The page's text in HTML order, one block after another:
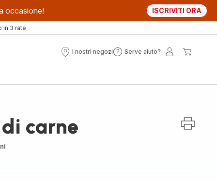
occasione! ISCRIVITI ORA
in 3 rate
I nostri negozi
I
Serve aiuto?
Serve
carne